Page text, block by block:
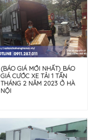
(BÁO GIÁ MỚI NHẤT) BÁO
GIÁ CƯỚC XE TẢI 1 TẤN
THÁNG 2 NĂM 2023 Ở HÀ
NỘI